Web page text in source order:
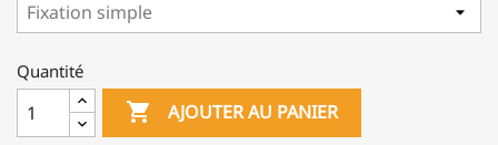
Quantité
 AJOUTER AU PANIER